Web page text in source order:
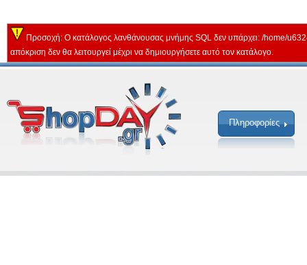
Προσοχή: Ο κατάλογος λανθάνουσας μνήμης SQL δεν υπάρχει: /home/
απόκριση δεν θα λειτουργεί μέχρι να δημιουργήσετε αυτό τον κατάλογο.
Πληροφορίες